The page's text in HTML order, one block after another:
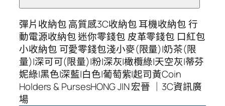
彈片收納包 高質感3C收納包 耳機收納包 行
動電源收納包 迷你零錢包 皮革零錢包 口紅包
小收納包 可愛零錢包淺小麥(限量)|奶茶(限
量)|深可可(限量)|粉|深灰|橄欖綠|天空灰|蒂芬
妮綠|黑色|深藍|白色|葡萄紫|起司黃Coin
Holders & PursesHONG JIN 宏晉 ｜3C資訊廣
場